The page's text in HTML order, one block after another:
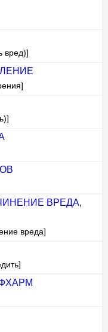
вред)]
ВРЕДА,
вреда]